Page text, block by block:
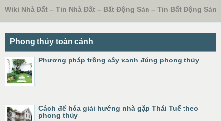
Wiki Nhà Đất – Tin Nhà Đất – Bất Động Sản – Tin Bất Động Sản
Phong thủy toàn cảnh
Phương pháp trồng cây xanh đúng phong thủy
Cách để hóa giải hướng nhà gặp Thái Tuế theo
phong thủy